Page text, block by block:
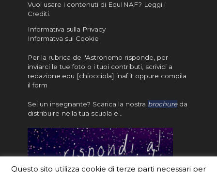
Vuoi usare i contenuti di EduINAF? Leggi i
Crediti.
Informativa sulla Privacy
Informatva sui Cookie
Per la rubrica de l'Astronomo risponde, per
inviarci le tue foto o i tuoi contributi, scrivici a
redazione.edu [chiocciola] inaf.it oppure compila
il form
Sei un insegnante? Scarica la nostra brochureda
distribuire nella tua scuola e…
Questo sito utilizza cookie di terze parti necessari per